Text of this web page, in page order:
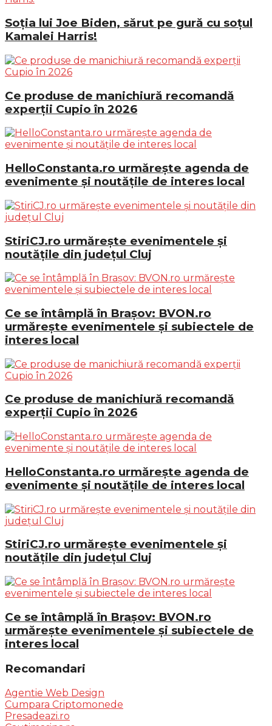
Soția lui Joe Biden, sărut pe gură cu soțul
Kamalei Harris!
Ce produse de manichiură recomandă
experții Cupio în 2026
HelloConstanta.ro urmărește agenda de
evenimente și noutățile de interes local
StiriCJ.ro urmărește evenimentele și
noutățile din județul Cluj
Ce se întâmplă în Brașov: BVON.ro
urmărește evenimentele și subiectele de
interes local
Ce produse de manichiură recomandă
experții Cupio în 2026
HelloConstanta.ro urmărește agenda de
evenimente și noutățile de interes local
StiriCJ.ro urmărește evenimentele și
noutățile din județul Cluj
Ce se întâmplă în Brașov: BVON.ro
urmărește evenimentele și subiectele de
interes local
Recomandari
Agentie Web Design
Cumpara Criptomonede
Presadeazi.ro